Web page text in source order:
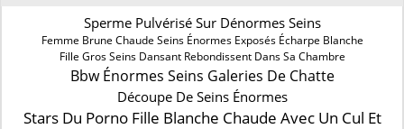
Sperme Pulvérisé Sur Dénormes Seins
Femme Brune Chaude Seins Énormes Exposés Écharpe Blanche
Fille Gros Seins Dansant Rebondissent Dans Sa Chambre
Bbw Énormes Seins Galeries De Chatte
Découpe De Seins Énormes
Stars Du Porno Fille Blanche Chaude Avec Un Cul Et